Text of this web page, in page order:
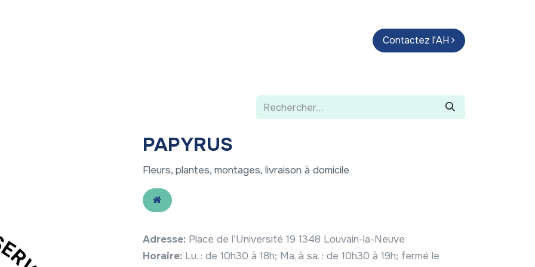
Parcours d'artistes Guide
Contactez l'AH
PAPYRUS
Fleurs, plantes, montages, livraison à domicile
Adresse: Place de l'Université 19 1348 Louvain-la-Neuve
Horaire: Lu. : de 10h30 à 18h; Ma. à sa. : de 10h30 à 19h; fermé le